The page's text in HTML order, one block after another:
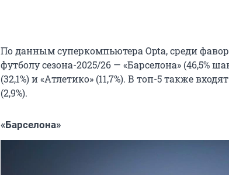
По данным суперкомпьютера Opta, среди
футболу сезона-2025/26 — «Барселона» (46,5%
(32,1%) и «Атлетико» (11,7%). В топ-5 также
(2,9%).
«Барселона»